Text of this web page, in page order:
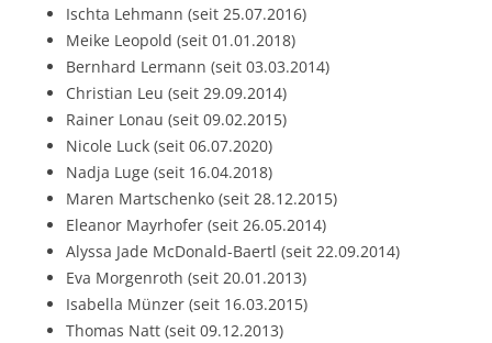
Ischta Lehmann (seit 25.07.2016)
Meike Leopold (seit 01.01.2018)
Bernhard Lermann (seit 03.03.2014)
Christian Leu (seit 29.09.2014)
Rainer Lonau (seit 09.02.2015)
Nicole Luck (seit 06.07.2020)
Nadja Luge (seit 16.04.2018)
Maren Martschenko (seit 28.12.2015)
Eleanor Mayrhofer (seit 26.05.2014)
Alyssa Jade McDonald-Baertl (seit 22.09.2014)
Eva Morgenroth (seit 20.01.2013)
Isabella Münzer (seit 16.03.2015)
Thomas Natt (seit 09.12.2013)